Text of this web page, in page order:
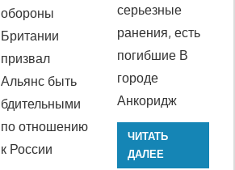
обороны
Британии
призвал
Альянс быть
бдительными
по отношению
к России
серьезные
ранения, есть
погибшие В
городе
Анкоридж
ЧИТАТЬ
ДАЛЕЕ